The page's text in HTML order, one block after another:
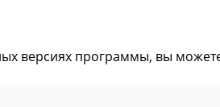
версиях программы, вы